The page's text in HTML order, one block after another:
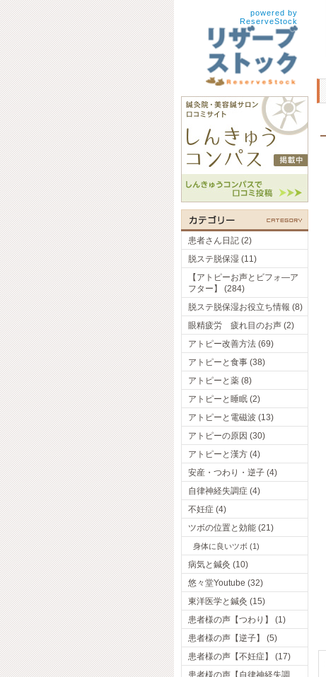
powered by
ReserveStock
患者さん日記 (2)
脱ステ脱保湿 (11)
【アトピーお声とビフォ―ア
フター】 (284)
脱ステ脱保湿お役立ち情報 (8)
眼精疲労 疲れ目のお声 (2)
アトピー改善方法 (69)
アトピーと食事 (38)
アトピーと薬 (8)
アトピーと睡眠 (2)
アトピーと電磁波 (13)
アトピーの原因 (30)
アトピーと漢方 (4)
安産・つわり・逆子 (4)
自律神経失調症 (4)
不妊症 (4)
ツボの位置と効能 (21)
身体に良いツボ (1)
病気と鍼灸 (10)
悠々堂Youtube (32)
東洋医学と鍼灸 (15)
患者様の声【つわり】 (1)
患者様の声【逆子】 (5)
患者様の声【不妊症】 (17)